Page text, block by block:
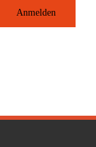
Anmelden